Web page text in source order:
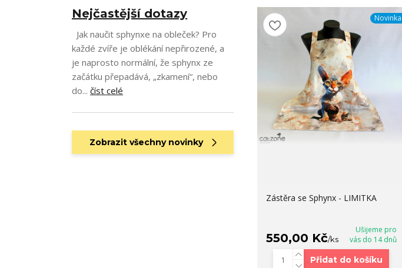
Novinka
Zástěra se Sphynx - LIMITKA
550,00 Kč/ks
Ušijeme pro
vás do 14 dnů
Přidat do košíku
Nejčastější dotazy
Jak naučit sphynxe na obleček? Pro
každé zvíře je oblékání nepřirozené, a
je naprosto normální, že sphynx ze
začátku přepadává, „zkamení“, nebo
do... číst celé
Zobrazit všechny novinky